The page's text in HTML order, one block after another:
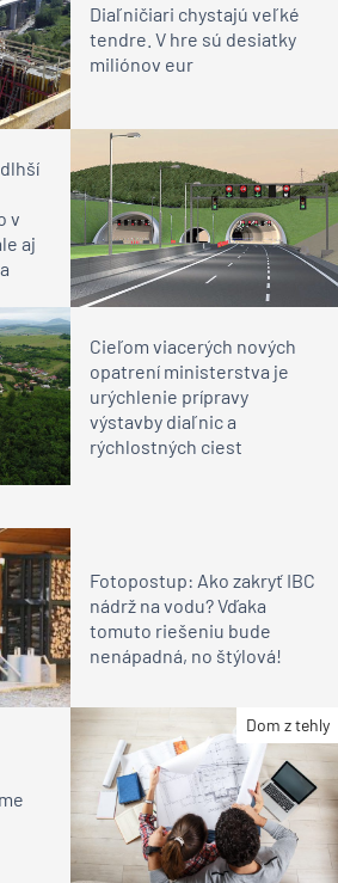
Diaľničiari chystajú veľké
tendre. V hre sú desiatky
miliónov eur
v
aj
Cieľom viacerých nových
opatrení ministerstva je
urýchlenie prípravy
výstavby diaľnic a
rýchlostných ciest
Fotopostup: Ako zakryť IBC
nádrž na vodu? Vďaka
tomuto riešeniu bude
nenápadná, no štýlová!
Dom z tehly